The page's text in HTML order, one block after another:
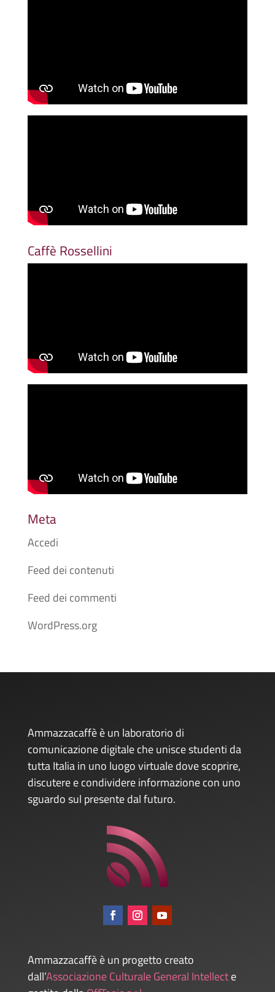
Caffè Rossellini
Meta
Accedi
Feed dei contenuti
Feed dei commenti
WordPress.org
Ammazzacaffè è un laboratorio di
comunicazione digitale che unisce studenti da
tutta Italia in uno luogo virtuale dove scoprire,
discutere e condividere informazione con uno
sguardo sul presente dal futuro.
Ammazzacaffè è un progetto creato
dall’Associazione Culturale General Intellecte